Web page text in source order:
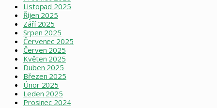
Listopad 2025
Říjen 2025
Září 2025
Srpen 2025
Červenec 2025
Červen 2025
Květen 2025
Duben 2025
Březen 2025
Únor 2025
Leden 2025
Prosinec 2024